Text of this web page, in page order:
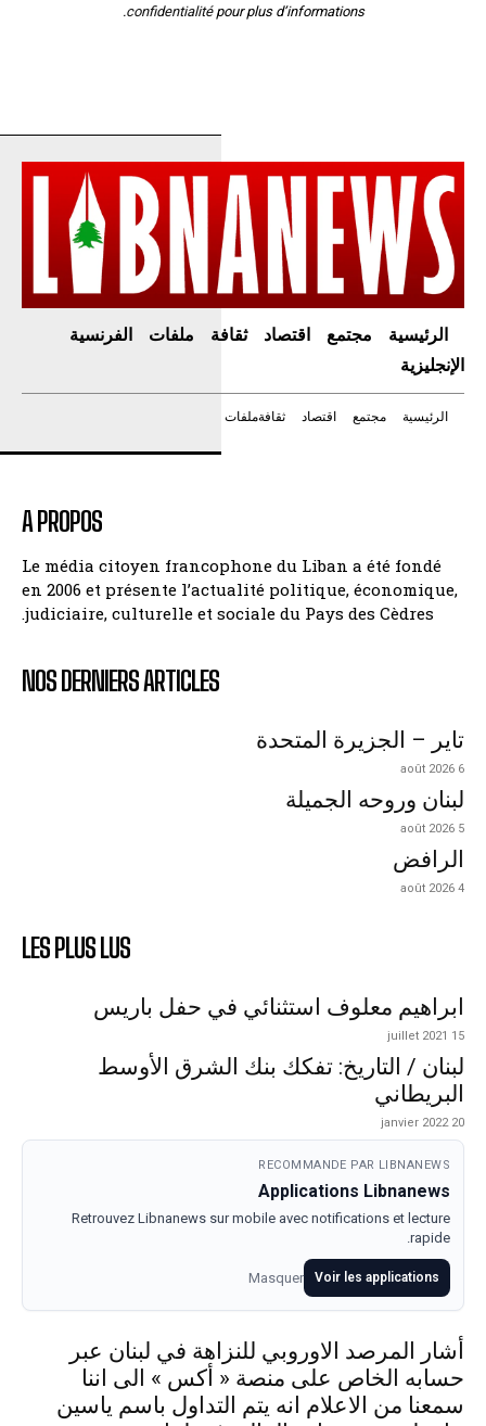
confidentialitépour plus d’informations.
الرئيسية مجتمع اقتصاد ثقافة ملفات
الفرنسية
الإنجليزية
الرئيسية مجتمع اقتصاد ثقافةملفات
A PROPOS
Le média citoyen francophone du Liban a été fondé
en 2006 et présente l’actualité politique, économique,
judiciaire, culturelle et sociale du Pays des Cèdres.
NOS DERNIERS ARTICLES
تاير – الجزيرة المتحدة
6 août 2026
لبنان وروحه الجميلة
5 août 2026
الرافض
4 août 2026
LES PLUS LUS
ابراهيم معلوف استثنائي في حفل باريس
15 juillet 2021
لبنان / التاريخ: تفكك بنك الشرق الأوسط
البريطاني
20 janvier 2022
RECOMMANDE PAR LIBNANEWS
Applications Libnanews
Retrouvez Libnanews sur mobile avec notifications et lecture
rapide.
Voir les applications
Masquer
أشار المرصد الاوروبي للنزاهة في لبنان عبر
حسابه الخاص على منصة « أكس » الى اننا
سمعنا من الاعلام انه يتم التداول باسم ياسين